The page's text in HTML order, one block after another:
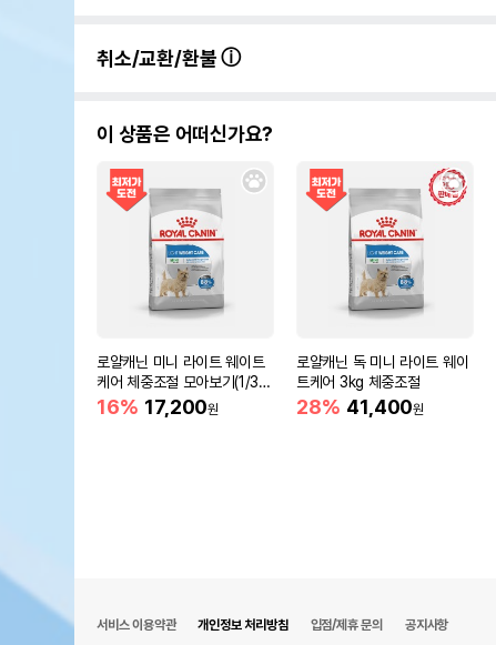
취소/교환/환불
이 상품은 어떠신가요?
로얄캐닌 미니 라이트 웨이트
케어 체중조절 모아보기(1/3k
g)
16% 17,200원
로얄캐닌 독 미니 라이트 웨이
트케어 3kg 체중조절
28% 41,400원
서비스 이용약관 개인정보 처리방침 입점/제휴 문의 공지사항